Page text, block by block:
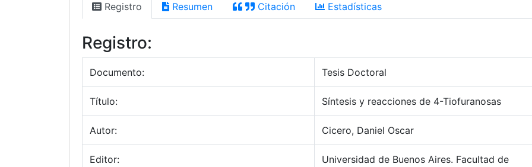
Registro Resumen Citación Estadísticas
Registro:
Documento: Tesis Doctoral
Título: Síntesis y reacciones de 4-Tiofuranosas
Autor: Cicero, Daniel Oscar
Editor:
Universidad de Buenos Aires. Facultad de